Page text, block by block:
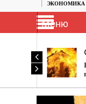
ЭКОНОМИКА
Меню